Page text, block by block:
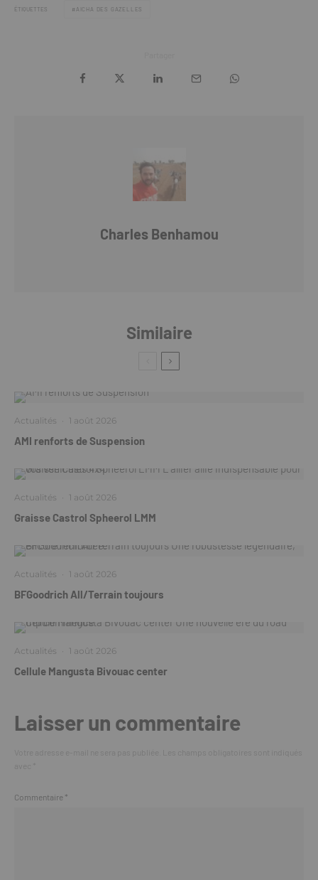
ÉTIQUETTES AICHA DES GAZELLES
Charles Benhamou
Similaire
Actualités · 1 août 2026
AMI renforts de Suspension
Actualités · 1 août 2026
Graisse Castrol Spheerol LMM
Actualités · 1 août 2026
BFGoodrich All/Terrain toujours
Actualités · 1 août 2026
Cellule Mangusta Bivouac center
Laisser un commentaire
Commentaire *